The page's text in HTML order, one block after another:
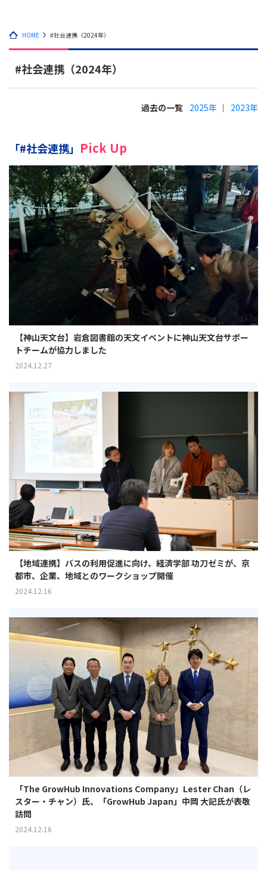
HOME #社会連携（2024年）
#社会連携（2024年）
過去の一覧 2025年 2023年
「#社会連携」 Pick Up
【神山天文台】岩倉図書館の天文イベントに神山天文台サポー
トチームが協力しました
2024.12.27
【地域連携】バスの利用促進に向け、経済学部 功刀ゼミが、京
都市、企業、地域とのワークショップ開催
2024.12.16
「The GrowHub Innovations Company」Lester Chan（レ
スター・チャン）氏、「GrowHub Japan」中岡 大記氏が表敬
訪問
2024.12.16